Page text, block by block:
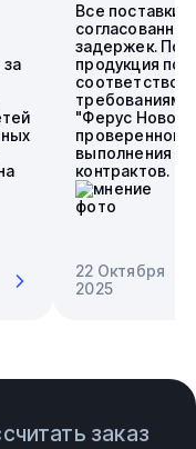
Все поставки
задержек.
продукция
требованиям.
"Ферус
проверенного
выполнения
контрактов.
22 Октября
2025
заказ